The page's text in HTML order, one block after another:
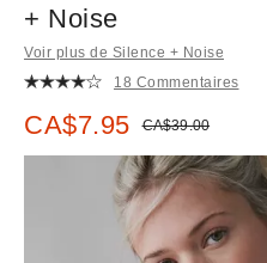
+ Noise
Voir plus de Silence + Noise
18 Commentaires
Prix soldé :
CA$7.95 Prix courant :
CA$39.00